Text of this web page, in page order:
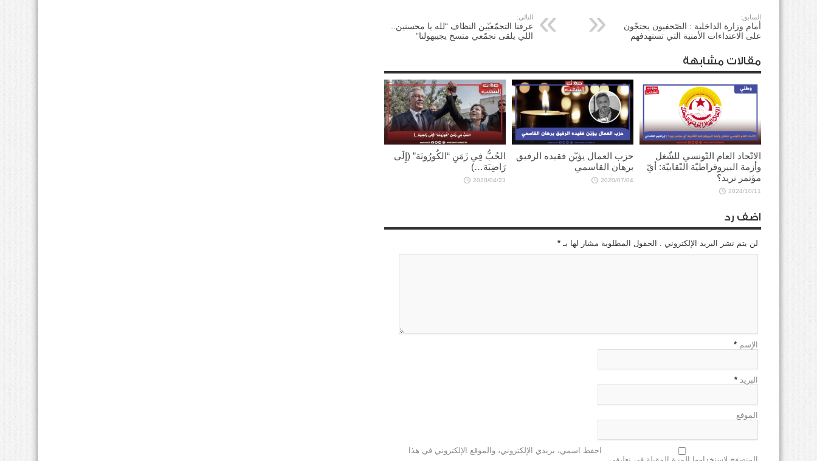
السابق:
أمام وزارة الداخلية : الصّحفيون يحتجّون
على الاعتداءات الأمنية التي تستهدفهم
التالي:
عرفنا التجمّعيّين النظاف “لله يا محسنين..
اللي يلقى تجمّعي متسخ يجيبهولنا”
مقالات مشابهة
الاتّحاد العام التّونسي للشّغل
وأزمة البيروقراطيّة النّقابيّة: أيّ
مؤتمر نريد؟
2024/10/11
حزب العمال يؤبّن فقيده الرفيق
برهان القاسمي
2020/07/04
الحُبُّ فِي زَمَنِ “الكُورُونَة” (إِلَى
رَاضِيَة…)
2020/04/23
اضف رد
لن يتم نشر البريد الإلكتروني . الحقول المطلوبة مشار لها بـ *
الإسم *
البريد *
الموقع
احفظ اسمي، بريدي الإلكتروني، والموقع الإلكتروني في هذا